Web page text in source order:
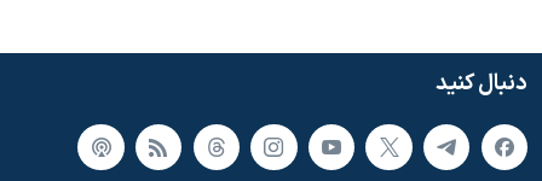
دنبال کنید